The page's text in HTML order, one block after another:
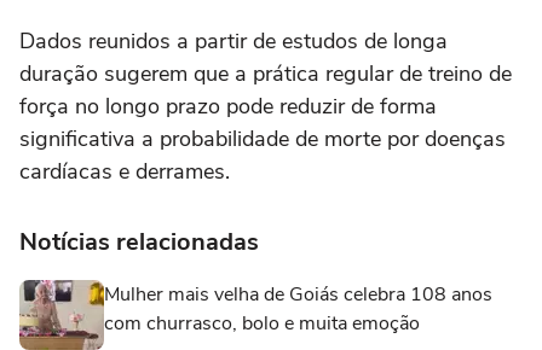
Dados reunidos a partir de estudos de longa
duração sugerem que a prática regular de treino de
força no longo prazo pode reduzir de forma
significativa a probabilidade de morte por doenças
cardíacas e derrames.
Notícias relacionadas
Mulher mais velha de Goiás celebra 108 anos
com churrasco, bolo e muita emoção